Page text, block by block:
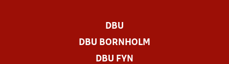
DBU
DBU BORNHOLM
DBU FYN